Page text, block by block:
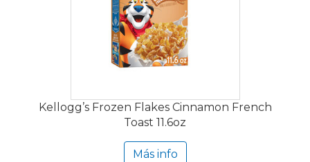
Kellogg’s Frozen Flakes Cinnamon French
Toast 11.6oz
Más info